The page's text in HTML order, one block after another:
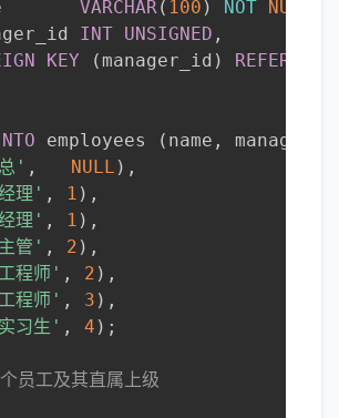
VARCHAR( 100 ) NOT NULL
INT UNSIGNED ,
KEY ( manager_id )
employees ( name ,
' , NULL ) ,
理' , 1 ) ,
理' , 1 ) ,
管' , 2 ) ,
程师' , 2 ) ,
程师' , 3 ) ,
习生' , 4 ) ;
员工及其直属上级